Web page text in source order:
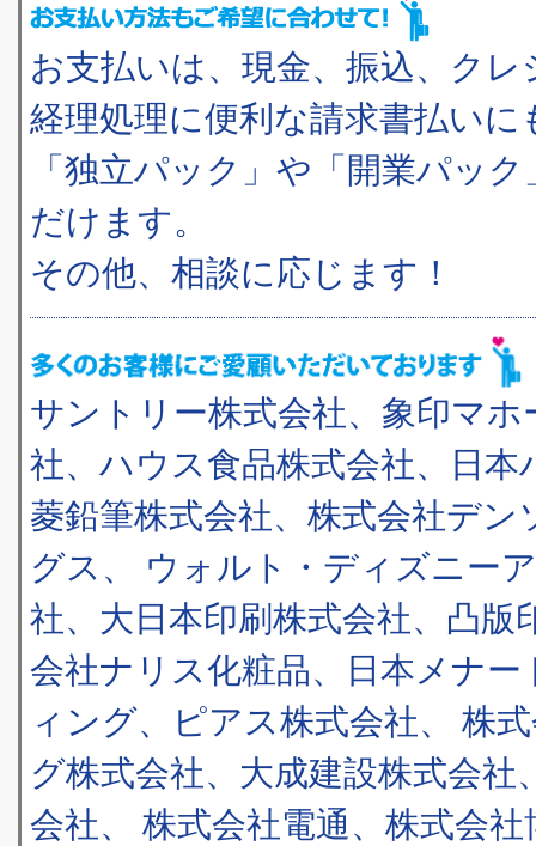
お支払いは、現金、振込、ク
経理処理に便利な請求書払いに
「独立パック」や「開業パッ
だけます。
その他、相談に応じます！
サントリー株式会社、象印マ
社、ハウス食品株式会社、日
菱鉛筆株式会社、株式会社デ
グス、 ウォルト・ディズニー
社、大日本印刷株式会社、凸版
会社ナリス化粧品、日本メナ
ィング、ピアス株式会社、 株
グ株式会社、大成建設株式会
会社、 株式会社電通、株式会